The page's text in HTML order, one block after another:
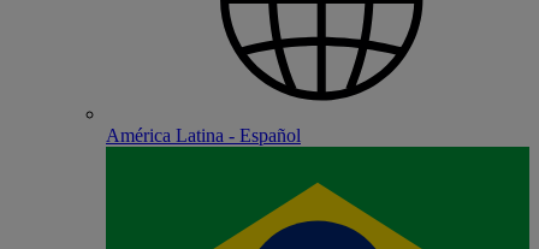
América Latina - Español